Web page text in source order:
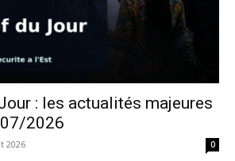
: les actualités majeures
2026
2026 0